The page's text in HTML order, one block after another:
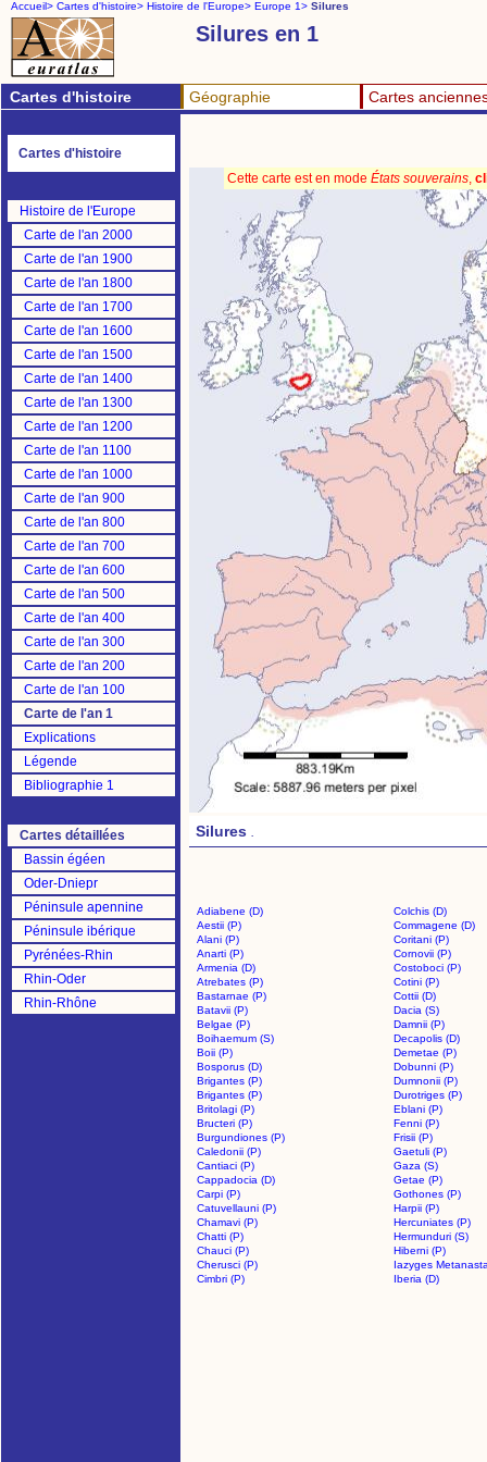
Accueil> Cartes d'histoire> Histoire de l'Europe> Europe 1> Silures
Silures en 1
Cartes d'histoire Géographie Cartes
Cartes d'histoire
Histoire de l'Europe
Carte de l'an 2000
Carte de l'an 1900
Carte de l'an 1800
Carte de l'an 1700
Carte de l'an 1600
Carte de l'an 1500
Carte de l'an 1400
Carte de l'an 1300
Carte de l'an 1200
Carte de l'an 1100
Carte de l'an 1000
Carte de l'an 900
Carte de l'an 800
Carte de l'an 700
Carte de l'an 600
Carte de l'an 500
Carte de l'an 400
Carte de l'an 300
Carte de l'an 200
Carte de l'an 100
Carte de l'an 1
Explications
Légende
Bibliographie 1
Cartes détaillées
Bassin égéen
Oder-Dniepr
Péninsule apennine
Péninsule ibérique
Pyrénées-Rhin
Rhin-Oder
Rhin-Rhône
Cette carte est en mode États souverains,
Silures .
Adiabene (D)
Colchis (D)
Aestii (P)
Commagene (D)
Alani (P)
Coritani (P)
Anarti (P)
Cornovii (P)
Armenia (D)
Costoboci (P)
Atrebates (P)
Cotini (P)
Bastarnae (P)
Cottii (D)
Batavii (P)
Dacia (S)
Belgae (P)
Damnii (P)
Boihaemum (S)
Decapolis (D)
Boii (P)
Demetae (P)
Bosporus (D)
Dobunni (P)
Brigantes (P)
Dumnonii (P)
Brigantes (P)
Durotriges (P)
Britolagi (P)
Eblani (P)
Bructeri (P)
Fenni (P)
Burgundiones (P)
Frisii (P)
Caledonii (P)
Gaetuli (P)
Cantiaci (P)
Gaza (S)
Cappadocia (D)
Getae (P)
Carpi (P)
Gothones (P)
Catuvellauni (P)
Harpii (P)
Chamavi (P)
Hercuniates (P)
Chatti (P)
Hermunduri (S)
Chauci (P)
Hiberni (P)
Cherusci (P)
Iazyges
Cimbri (P)
Iberia (D)